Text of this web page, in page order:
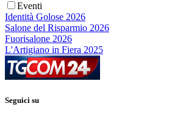
Eventi
Identità Golose 2026
Salone del Risparmio 2026
Fuorisalone 2026
L'Artigiano in Fiera 2025
Seguici su